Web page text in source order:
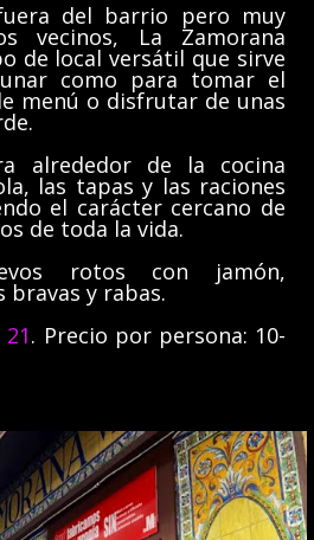
del barrio pero muy
vecinos, La Zamorana
de local versátil que sirve
como para tomar el
menú o disfrutar de unas
alrededor de la cocina
las tapas y las raciones
el carácter cercano de
de toda la vida.
rotos con jamón,
y rabas.
. Precio por persona: 10-